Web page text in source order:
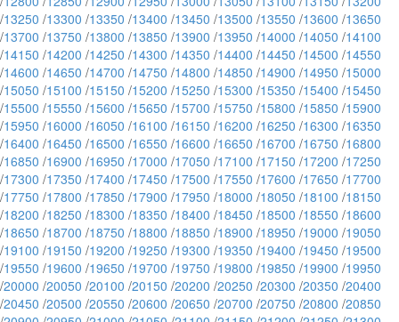
/13250 /13300 /13350 /13400 /13450 /13500 /13550 /13600 /13650
/13700 /13750 /13800 /13850 /13900 /13950 /14000 /14050 /14100
/14150 /14200 /14250 /14300 /14350 /14400 /14450 /14500 /14550
/14600 /14650 /14700 /14750 /14800 /14850 /14900 /14950 /15000
/15050 /15100 /15150 /15200 /15250 /15300 /15350 /15400 /15450
/15500 /15550 /15600 /15650 /15700 /15750 /15800 /15850 /15900
/15950 /16000 /16050 /16100 /16150 /16200 /16250 /16300 /16350
/16400 /16450 /16500 /16550 /16600 /16650 /16700 /16750 /16800
/16850 /16900 /16950 /17000 /17050 /17100 /17150 /17200 /17250
/17300 /17350 /17400 /17450 /17500 /17550 /17600 /17650 /17700
/17750 /17800 /17850 /17900 /17950 /18000 /18050 /18100 /18150
/18200 /18250 /18300 /18350 /18400 /18450 /18500 /18550 /18600
/18650 /18700 /18750 /18800 /18850 /18900 /18950 /19000 /19050
/19100 /19150 /19200 /19250 /19300 /19350 /19400 /19450 /19500
/19550 /19600 /19650 /19700 /19750 /19800 /19850 /19900 /19950
/20000 /20050 /20100 /20150 /20200 /20250 /20300 /20350 /20400
/20450 /20500 /20550 /20600 /20650 /20700 /20750 /20800 /20850